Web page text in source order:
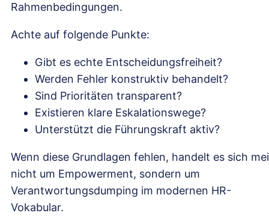
Rahmenbedingungen.
Achte auf folgende Punkte:
Gibt es echte Entscheidungsfreiheit?
Werden Fehler konstruktiv behandelt?
Sind Prioritäten transparent?
Existieren klare Eskalationswege?
Unterstützt die Führungskraft aktiv?
Wenn diese Grundlagen fehlen, handelt es sich
nicht um Empowerment, sondern um
Verantwortungsdumping im modernen HR-
Vokabular.